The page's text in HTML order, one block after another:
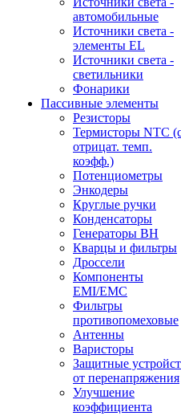
автомобильные
Источники света -
элементы EL
Источники света -
светильники
Фонарики
Пассивные элементы
Резисторы
Термисторы NTC
отрицат. темп.
коэфф.)
Потенциометры
Энкодеры
Круглые ручки
Конденсаторы
Генераторы ВН
Кварцы и фильтры
Дроссели
Компоненты
EMI/EMC
Фильтры
противопомеховые
Антенны
Варисторы
Защитные
от перенапряжения
Улучшение
коэффициента